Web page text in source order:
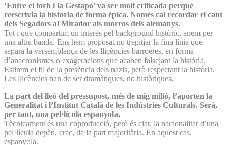
‘Entre el torb i la Gestapo’ va ser molt criticada perquè
reescrivia la història de forma èpica. Només cal recordar el cant
dels Segadors al Mirador als morros dels alemanys.
Tot i que compartim un interès pel background històric, anem per
una altra banda. Ens hem proposat no trepitjar la fina línia que
separa la versemblança de les llicències barroeres, en forma
d’anacronismes o exageracions que acaben falsejant la història.
Estirem el fil de la presència dels nazis, però respectant la història.
Les llicències han de ser dramàtiques, no històriques.
La part del lleó del pressupost, més de mig milió, l’aporten la
Generalitat i l’Institut Català de les Indústries Culturals. Serà,
per tant, una pel·lícula espanyola.
Tècnicament és una coproducció, però és clar, la nacionalitat d’una
pel·lícula depèn, crec, de la part majoritària. En aquest cas,
espanyola.